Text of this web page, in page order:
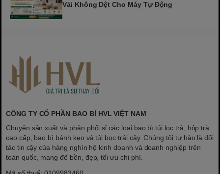
Vải Không Dệt Cho Máy Tự Động
CÔNG TY CỔ PHẦN BAO BÌ HVL VIỆT NAM
Chuyên sản xuất và phân phối sỉ các loại bao bì túi lọc trà, hộp trà
cao cấp, bao bì bánh kẹo và túi bọc trái cây. Chúng tôi tự hào là đối
tác tin cậy của hàng nghìn hộ kinh doanh và doanh nghiệp trên
toàn quốc, mang đế bền, đẹp, tối ưu chi phí.